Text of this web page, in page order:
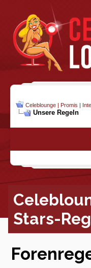
Celeblounge | Promis |
Unsere Regeln
Stars-